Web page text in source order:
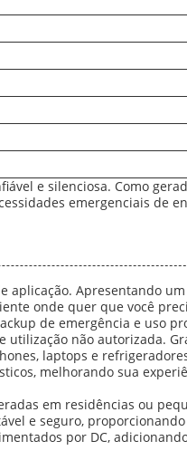
e silenciosa. Como
emergenciais de
aplicação. Apresentando
onde quer que você
de emergência e uso
utilização não autorizada.
laptops e
melhorando sua
em residências ou
e seguro,
por DC,